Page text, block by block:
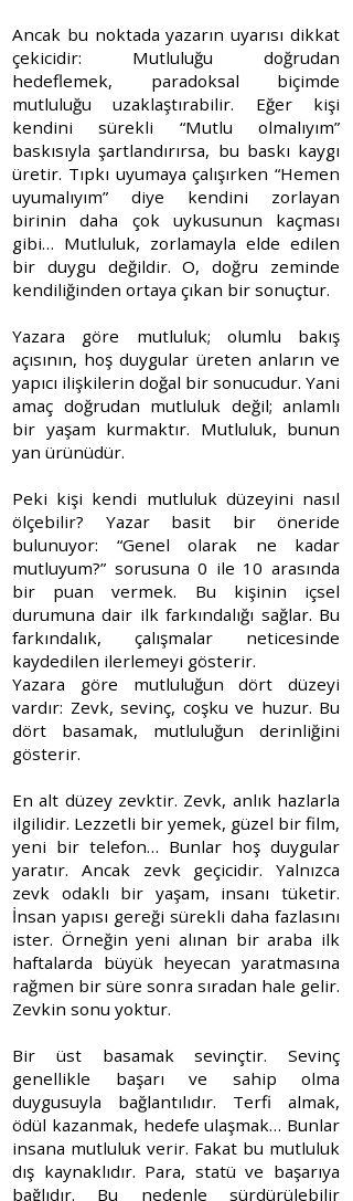
Ancak bu noktada yazarın uyarısı dikkat
çekicidir: Mutluluğu doğrudan
hedeflemek, paradoksal biçimde
mutluluğu uzaklaştırabilir. Eğer kişi
kendini sürekli “Mutlu olmalıyım”
baskısıyla şartlandırırsa, bu baskı kaygı
üretir. Tıpkı uyumaya çalışırken “Hemen
uyumalıyım” diye kendini zorlayan
birinin daha çok uykusunun kaçması
gibi… Mutluluk, zorlamayla elde edilen
bir duygu değildir. O, doğru zeminde
kendiliğinden ortaya çıkan bir sonuçtur.
Yazara göre mutluluk; olumlu bakış
açısının, hoş duygular üreten anların ve
yapıcı ilişkilerin doğal bir sonucudur. Yani
amaç doğrudan mutluluk değil; anlamlı
bir yaşam kurmaktır. Mutluluk, bunun
yan ürünüdür.
Peki kişi kendi mutluluk düzeyini nasıl
ölçebilir? Yazar basit bir öneride
bulunuyor: “Genel olarak ne kadar
mutluyum?” sorusuna 0 ile 10 arasında
bir puan vermek. Bu kişinin içsel
durumuna dair ilk farkındalığı sağlar. Bu
farkındalık, çalışmalar neticesinde
kaydedilen ilerlemeyi gösterir.
Yazara göre mutluluğun dört düzeyi
vardır: Zevk, sevinç, coşku ve huzur. Bu
dört basamak, mutluluğun derinliğini
gösterir.
En alt düzey zevktir. Zevk, anlık hazlarla
ilgilidir. Lezzetli bir yemek, güzel bir film,
yeni bir telefon… Bunlar hoş duygular
yaratır. Ancak zevk geçicidir. Yalnızca
zevk odaklı bir yaşam, insanı tüketir.
İnsan yapısı gereği sürekli daha fazlasını
ister. Örneğin yeni alınan bir araba ilk
haftalarda büyük heyecan yaratmasına
rağmen bir süre sonra sıradan hale gelir.
Zevkin sonu yoktur.
Bir üst basamak sevinçtir. Sevinç
genellikle başarı ve sahip olma
duygusuyla bağlantılıdır. Terfi almak,
ödül kazanmak, hedefe ulaşmak… Bunlar
insana mutluluk verir. Fakat bu mutluluk
dış kaynaklıdır. Para, statü ve başarıya
bağlıdır. Bu nedenle sürdürülebilir